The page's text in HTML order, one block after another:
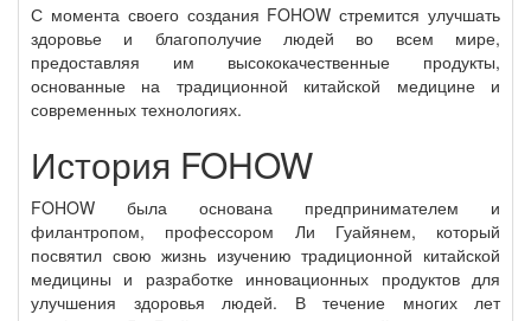
С момента своего создания FOHOW стремится улучшать
здоровье и благополучие людей во всем мире,
предоставляя им высококачественные продукты,
основанные на традиционной китайской медицине и
современных технологиях.
История FOHOW
FOHOW была основана предпринимателем и
филантропом, профессором Ли Гуайянем, который
посвятил свою жизнь изучению традиционной китайской
медицины и разработке инновационных продуктов для
улучшения здоровья людей. В течение многих лет